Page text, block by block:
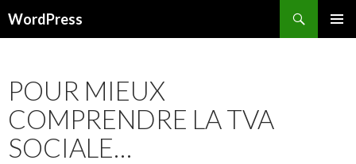
WordPress
POUR MIEUX
COMPRENDRE LA TVA
SOCIALE…